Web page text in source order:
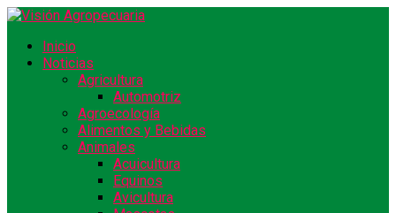
Inicio
Noticias
Agricultura
Automotriz
Agroecología
Alimentos y Bebidas
Animales
Acuicultura
Equinos
Avicultura